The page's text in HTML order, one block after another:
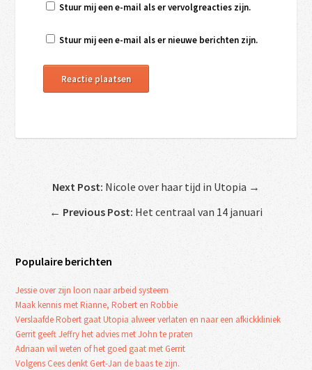
Stuur mij een e-mail als er vervolgreacties zijn.
Stuur mij een e-mail als er nieuwe berichten zijn.
Next Post: Nicole over haar tijd in Utopia →
← Previous Post: Het centraal van 14 januari
Populaire berichten
Jessie over zijn loon naar arbeid systeem
Maak kennis met Rianne, Robert en Robbie
Verslaafde Robert gaat Utopia alweer verlaten en naar een afkickkliniek
Gerrit geeft Jeffry het advies met John te praten
Adriaan wil weten of het goed gaat met Gerrit
Volgens Cees denkt Gert-Jan de baas te zijn.